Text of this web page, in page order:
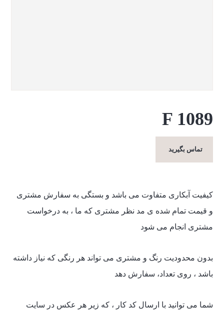
F 1089
تماس بگیرید
کیفیت آبکاری متفاوت می باشد و بستگی به سفارش مشتری
و قیمت تمام شده ی مد نظر مشتری که ما ، به درخواست
مشتری انجام می شود
بدون محدودیت رنگ و مشتری می تواند هر رنگی که نیاز داشته
باشد ، روی تعداد، سفارش دهد
شما می توانید با ارسال کد کار ، که زیر هر عکس در سایت